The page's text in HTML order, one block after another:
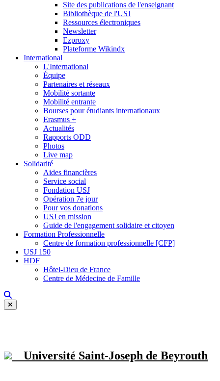
Site des publications de l'enseignant
Bibliothèque de l'USJ
Ressources électroniques
Newsletter
Ezproxy
Plateforme Wikindx
International
L'International
Équipe
Partenaires et réseaux
Mobilité sortante
Mobilité entrante
Bourses pour étudiants internationaux
Erasmus +
Actualités
Rapports ODD
Photos
Live map
Solidarité
Aides financières
Service social
Fondation USJ
Opération 7e jour
Pour vos donations
USJ en mission
Guide de l'engagement solidaire et citoyen
Formation Professionnelle
Centre de formation professionnelle [CFP]
USJ 150
HDF
Hôtel-Dieu de France
Centre de Médecine de Famille
Université Saint-Joseph de Beyrouth